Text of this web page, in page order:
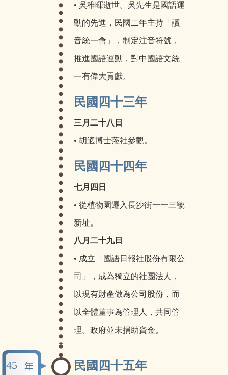
• 吳稚暉逝世。吳先生是國語運
動的先進，民國二年主持「讀
音統一會」，制定注音符號，
推進國語運動，對中國語文統
一有偉大貢獻。
民國四十三年
三月二十八日
• 胡適博士蒞社參觀。
民國四十四年
七月四日
• 從植物園遷入長沙街一一三號
新址。
八月二十九日
• 成立「國語日報社股份有限公
司」，成為獨立的社團法人，
以現有財產做為公司股份，而
以全體董事為管理人，共同管
理。政府並未捐助資金。
45 民國四十五年